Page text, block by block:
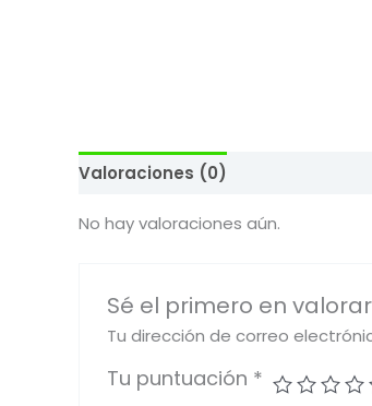
Valoraciones (0)
No hay valoraciones aún.
Sé el primero en
Tu dirección de correo
Tu puntuación *